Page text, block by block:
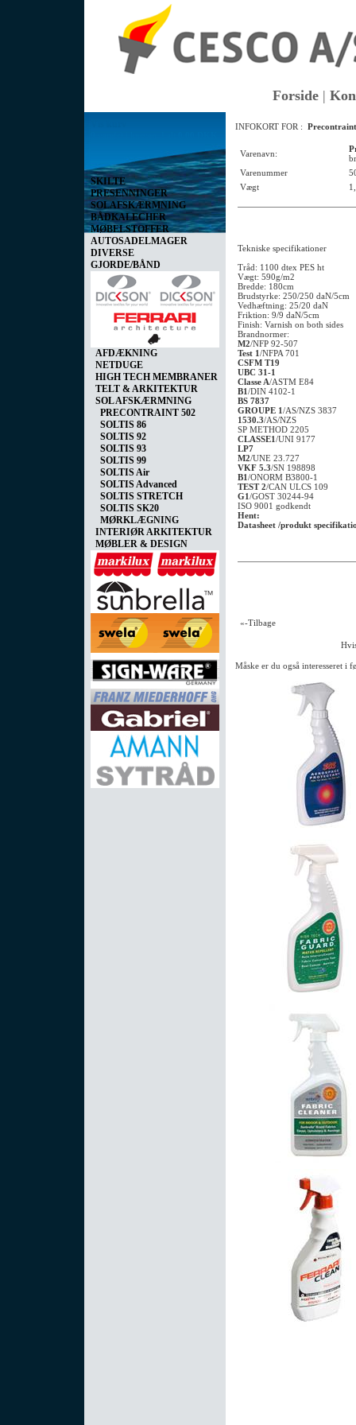
Forside |
SKILTE
PRESENNINGER
SOLAFSKÆRMNING
BÅDKALECHER
MØBELSTOFFER
AUTOSADELMAGER
DIVERSE
GJORDE/BÅND
AFDÆKNING
NETDUGE
HIGH TECH MEMBRANER
TELT & ARKITEKTUR
SOL AFSKÆRMNING
PRECONTRAINT 502
SOLTIS 86
SOLTIS 92
SOLTIS 93
SOLTIS 99
SOLTIS Air
SOLTIS Advanced
SOLTIS STRETCH
SOLTIS SK20
MØRKLÆGNING
INTERIØR ARKITEKTUR
MØBLER & DESIGN
INFOKORT FOR :
Varenavn:
Varenummer
Vægt
Tekniske specifikationer
Tråd: 1100 dtex PES ht
Vægt: 590g/m2
Bredde: 180cm
Brudstyrke: 250/250 daN/5cm
Vedhæftning: 25/20 daN
Friktion: 9/9 daN/5cm
Finish: Varnish on both sides
Brandnormer:
M2/NFP 92-507
Test 1/NFPA 701
CSFM T19
UBC 31-1
Classe A/ASTM E84
B1/DIN 4102-1
BS 7837
GROUPE 1/AS/NZS 3837
1530.3/AS/NZS
SP METHOD 2205
CLASSE1/UNI 9177
LP7
M2/UNE 23.727
VKF 5.3/SN 198898
B1/ONORM B3800-1
TEST 2/CAN ULCS 109
G1/GOST 30244-94
ISO 9001 godkendt
Hent:
Datasheet /produkt
«-Tilbage
Måske er du også interesseret i